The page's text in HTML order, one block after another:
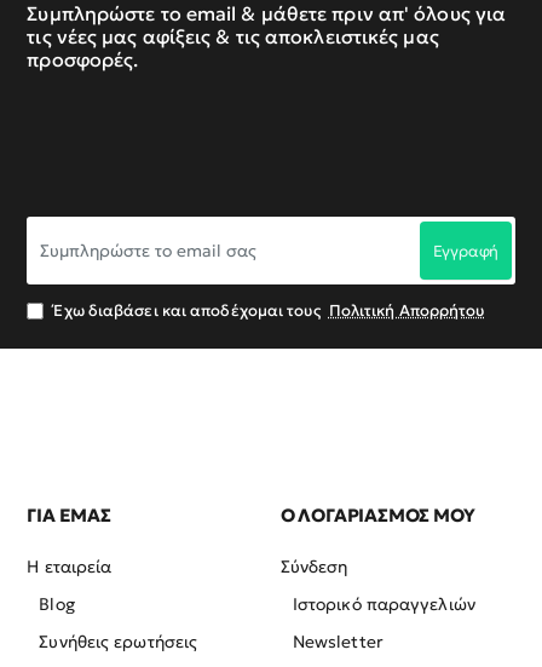
Συμπληρώστε το email & μάθετε πριν απ' όλους για
τις νέες μας αφίξεις & τις αποκλειστικές μας
προσφορές.
το
σας
Εγγραφή
Έχω διαβάσει και αποδέχομαι τους Πολιτική Απορρήτου
ΓΙΑ ΕΜΑΣ
Η εταιρεία
Blog
Συνήθεις ερωτήσεις
Ο ΛΟΓΑΡΙΑΣΜΟΣ ΜΟΥ
Σύνδεση
Ιστορικό παραγγελιών
Newsletter